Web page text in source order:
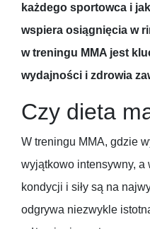
każdego sportowca i
wspiera osiągnięcia w
w treningu MMA jest
wydajności i zdrowia
Czy dieta
W treningu MMA, gdzie
wyjątkowo intensywny, a
kondycji i siły są na
odgrywa niezwykle